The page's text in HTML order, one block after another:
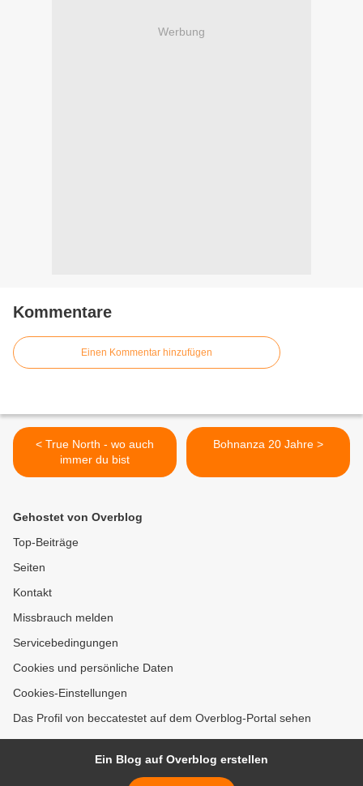
Werbung
Kommentare
Einen Kommentar hinzufügen
< True North - wo auch
immer du bist
Bohnanza 20 Jahre >
Gehostet von Overblog
Top-Beiträge
Seiten
Kontakt
Missbrauch melden
Servicebedingungen
Cookies und persönliche Daten
Cookies-Einstellungen
Das Profil von beccatestet auf dem Overblog-Portal sehen
Ein Blog auf Overblog erstellen